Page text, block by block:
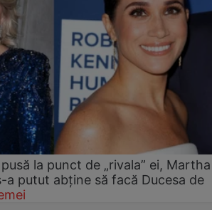
la punct de „rivala” ei, Martha
a putut abține să facă Ducesa de